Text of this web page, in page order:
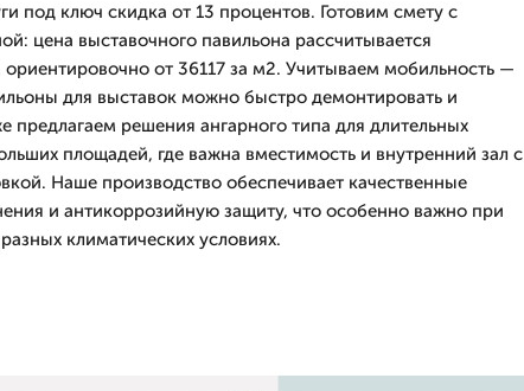
под ключ скидка от 13 процентов. Готовим смету с
цена выставочного павильона рассчитывается
ориентировочно от 36117 за м2. Учитываем мобильность —
для выставок можно быстро демонтировать и
предлагаем решения ангарного типа для длительных
площадей, где важна вместимость и внутренний зал с
Наше производство обеспечивает качественные
и антикоррозийную защиту, что особенно важно при
климатических условиях.